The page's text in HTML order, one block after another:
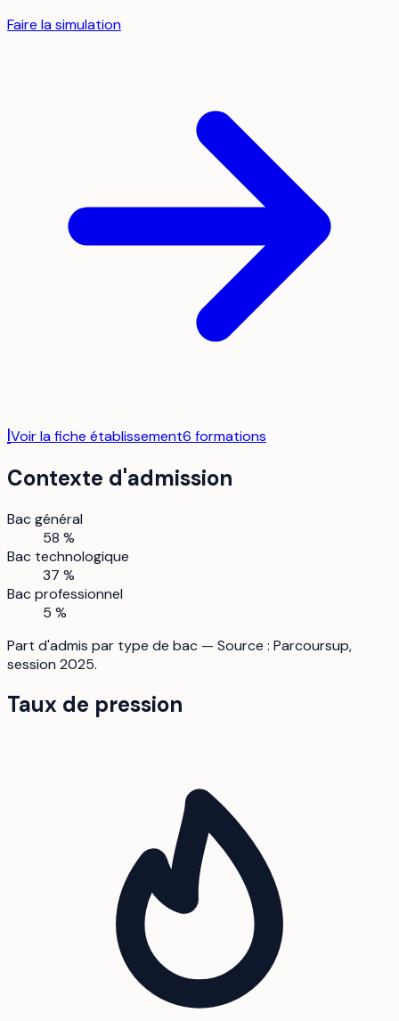
Faire la simulation
IVoir la fiche établissement6 formations
Contexte d'admission
Bac général
58 %
Bac technologique
37 %
Bac professionnel
5 %
Part d'admis par type de bac — Source : Parcoursup,
session 2025.
Taux de pression